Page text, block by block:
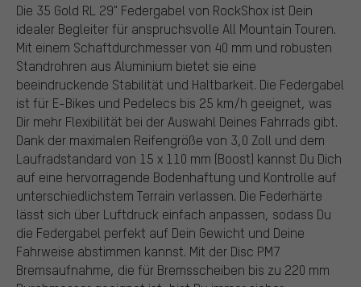
Die 35 Gold RL 29" Federgabel von RockShox ist Dein
idealer Begleiter für anspruchsvolle All Mountain Touren.
Mit einem Schaftdurchmesser von 40 mm und robusten
Standrohren aus Aluminium bietet sie eine
beeindruckende Stabilität und Haltbarkeit. Die Federgabel
ist für E-Bikes und Pedelecs bis 25 km/h geeignet, was
Dir mehr Flexibilität bei der Auswahl Deines Fahrrads gibt.
Dank der maximalen Reifengröße von 3,0 Zoll und dem
Laufradstandard von 15 x 110 mm (Boost) kannst Du Dich
auf eine hervorragende Bodenhaftung und Kontrolle auf
unterschiedlichstem Terrain verlassen. Die Federhärte
lässt sich über Luftdruck einfach anpassen, sodass Du
die Federgabel perfekt auf Dein Gewicht und Deine
Fahrweise abstimmen kannst. Mit der Disc PM7
Bremsaufnahme, die für Bremsscheiben bis zu 220 mm